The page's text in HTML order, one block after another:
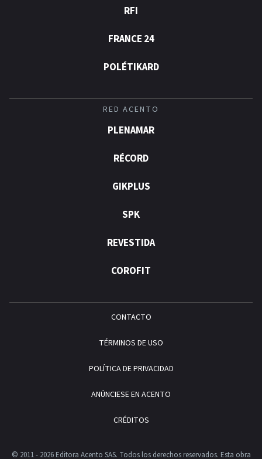
RFI
FRANCE 24
POLÉTIKARD
RED ACENTO
PLENAMAR
RÉCORD
GIKPLUS
SPK
REVESTIDA
COROFIT
CONTACTO
TÉRMINOS DE USO
POLÍTICA DE PRIVACIDAD
ANÚNCIESE EN ACENTO
CRÉDITOS
© 2011 - 2026 Editora Acento SAS. Todos los derechos reservados. Esta obra